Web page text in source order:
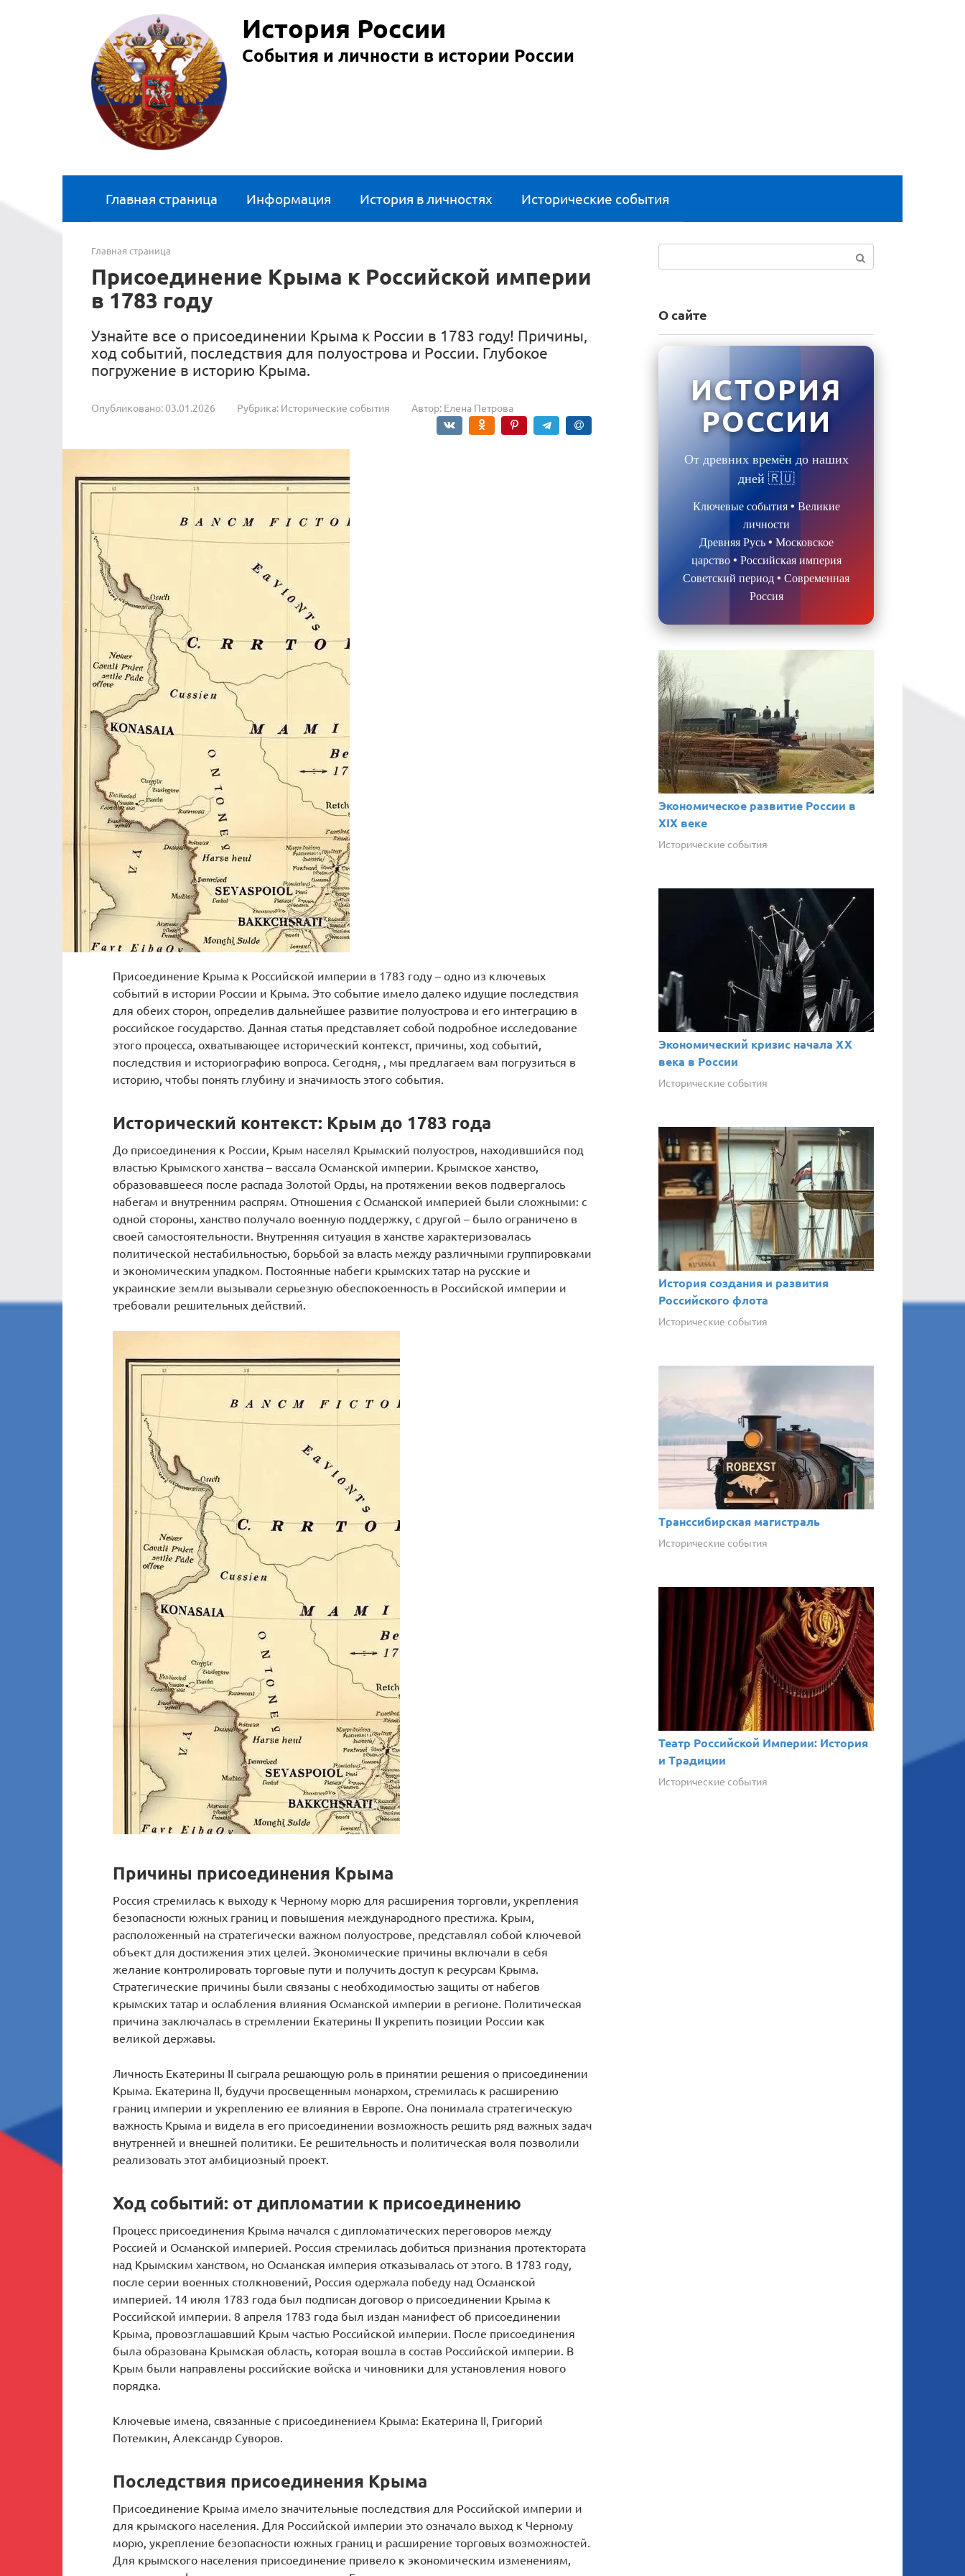
История России
События и личности в истории России
Главная страница Информация История в личностях Исторические события
Главная страница
Присоединение Крыма к Российской империи
в 1783 году
Узнайте все о присоединении Крыма к России в 1783 году! Причины,
ход событий, последствия для полуострова и России. Глубокое
погружение в историю Крыма.
Опубликовано:03.01.2026 Рубрика: Исторические события Автор: Елена Петрова
Присоединение Крыма к Российской империи в 1783 году – одно из ключевых
событий в истории России и Крыма. Это событие имело далеко идущие последствия
для обеих сторон, определив дальнейшее развитие полуострова и его интеграцию в
российское государство. Данная статья представляет собой подробное исследование
этого процесса, охватывающее исторический контекст, причины, ход событий,
последствия и историографию вопроса. Сегодня, , мы предлагаем вам погрузиться в
историю, чтобы понять глубину и значимость этого события.
Исторический контекст: Крым до 1783 года
До присоединения к России, Крым населял Крымский полуостров, находившийся под
властью Крымского ханства – вассала Османской империи. Крымское ханство,
образовавшееся после распада Золотой Орды, на протяжении веков подвергалось
набегам и внутренним распрям. Отношения с Османской империей были сложными: с
одной стороны, ханство получало военную поддержку, с другой – было ограничено в
своей самостоятельности. Внутренняя ситуация в ханстве характеризовалась
политической нестабильностью, борьбой за власть между различными группировками
и экономическим упадком. Постоянные набеги крымских татар на русские и
украинские земли вызывали серьезную обеспокоенность в Российской империи и
требовали решительных действий.
Причины присоединения Крыма
Россия стремилась к выходу к Черному морю для расширения торговли, укрепления
безопасности южных границ и повышения международного престижа. Крым,
расположенный на стратегически важном полуострове, представлял собой ключевой
объект для достижения этих целей. Экономические причины включали в себя
желание контролировать торговые пути и получить доступ к ресурсам Крыма.
Стратегические причины были связаны с необходимостью защиты от набегов
крымских татар и ослабления влияния Османской империи в регионе. Политическая
причина заключалась в стремлении Екатерины II укрепить позиции России как
великой державы.
Личность Екатерины II сыграла решающую роль в принятии решения о присоединении
Крыма. Екатерина II, будучи просвещенным монархом, стремилась к расширению
границ империи и укреплению ее влияния в Европе. Она понимала стратегическую
важность Крыма и видела в его присоединении возможность решить ряд важных задач
внутренней и внешней политики. Ее решительность и политическая воля позволили
реализовать этот амбициозный проект.
Ход событий: от дипломатии к присоединению
Процесс присоединения Крыма начался с дипломатических переговоров между
Россией и Османской империей. Россия стремилась добиться признания протектората
над Крымским ханством, но Османская империя отказывалась от этого. В 1783 году,
после серии военных столкновений, Россия одержала победу над Османской
империей. 14 июля 1783 года был подписан договор о присоединении Крыма к
Российской империи. 8 апреля 1783 года был издан манифест об присоединении
Крыма, провозглашавший Крым частью Российской империи. После присоединения
была образована Крымская область, которая вошла в состав Российской империи. В
Крым были направлены российские войска и чиновники для установления нового
порядка.
Ключевые имена, связанные с присоединением Крыма: Екатерина II, Григорий
Потемкин, Александр Суворов.
Последствия присоединения Крыма
Присоединение Крыма имело значительные последствия для Российской империи и
для крымского населения. Для Российской империи это означало выход к Черному
морю, укрепление безопасности южных границ и расширение торговых возможностей.
Для крымского населения присоединение привело к экономическим изменениям,
О сайте
ИСТОРИЯ
РОССИИ
От древних времён до наших
дней 🇷🇺
Ключевые события • Великие
личности
Древняя Русь • Московское
царство • Российская империя
Советский период • Современная
Россия
Экономическое развитие России в
XIX веке
Исторические события
Экономический кризис начала XX
века в России
Исторические события
История создания и развития
Российского флота
Исторические события
Транссибирская магистраль
Исторические события
Театр Российской Империи: История
и Традиции
Исторические события